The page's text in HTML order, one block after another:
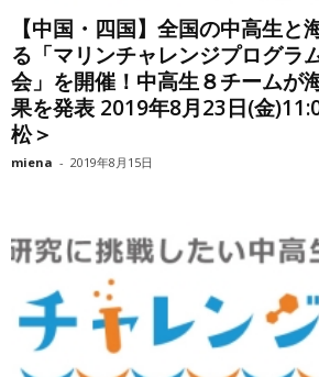
【中国・四国】全国の中高生と
る「マリンチャレンジプログラ
会」を開催！中高生８チームが
果を発表 2019年8月23日(金
松＞
miena - 2019年8月15日